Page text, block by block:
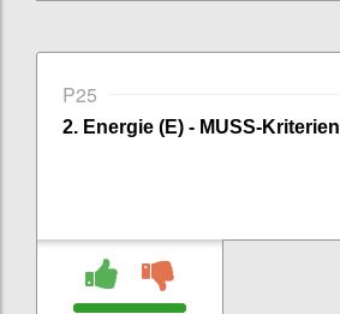
P25
2. Energie (E) - MUSS-Kriterien